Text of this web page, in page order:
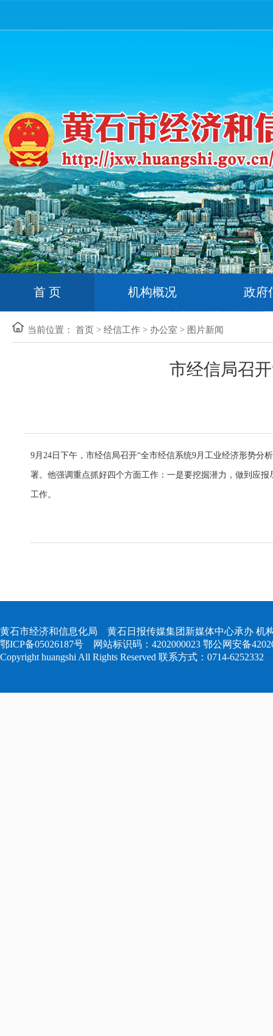
首 页 机构概况 政府
当前位置： 首页 > 经信工作 > 办公室 > 图片新闻
市经信局召
9月24日下午，市经信局召开“全市经信系统9月工业经济形势分
署。他强调重点抓好四个方面工作：一是要挖掘潜力，做到应
工作。
黄石市经济和信息化局 黄石日报传媒集团新媒体中心承办 机
鄂ICP备05026187号 网站标识码：4202000023 鄂公网安备
Copyright huangshi All Rights Reserved 联系方式：0714-6252332